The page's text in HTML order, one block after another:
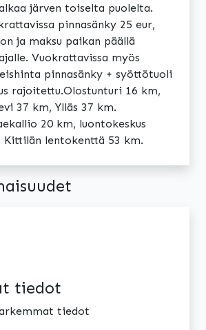
järven toiselta puolelta.
pinnasänky 25 eur,
ja maksu paikan päällä
Vuokrattavissa myös
pinnasänky + syöttötuoli
rajoitettu.Olostunturi 16 km,
37 km, Ylläs 37 km.
20 km, luontokeskus
Kittilän lentokenttä 53 km.
tiedot
tiedot